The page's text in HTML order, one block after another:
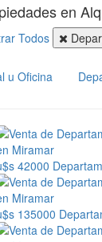
en
Todos
u Oficina
42000
135000